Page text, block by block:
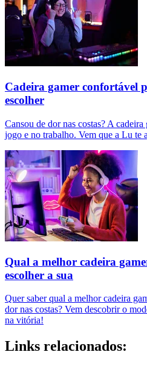
Cadeira gamer confortável
escolher
Cansou de dor nas costas? A
jogo e no trabalho. Vem que a Lu te
Qual a melhor cadeira
escolher a sua
Quer saber qual a melhor cadeira
dor nas costas? Vem descobrir o
na vitória!
Links relacionados: